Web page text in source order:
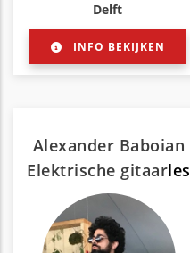
Delft
INFO BEKIJKEN
Alexander Baboian
Elektrische gitaarles